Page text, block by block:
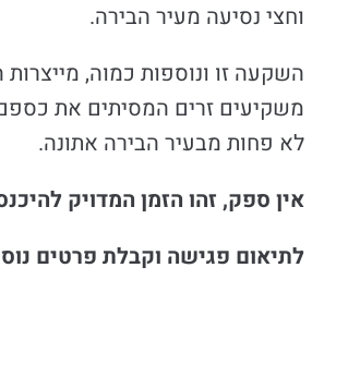
וחצי נסיעה מעיר הבירה.
השקעה זו ונוספות כמוה,
משקיעים זרים המסיתים את כספם
לא פחות מבעיר הבירה אתונה.
אין ספק, זהו הזמן המדויק
לתיאום פגישה וקבלת פרטים